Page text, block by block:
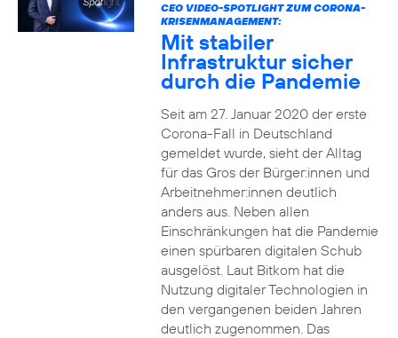
CEO VIDEO-SPOTLIGHT ZUM CORONA-
KRISENMANAGEMENT:
Mit stabiler
Infrastruktur sicher
durch die Pandemie
Seit am 27. Januar 2020 der erste
Corona-Fall in Deutschland
gemeldet wurde, sieht der Alltag
für das Gros der Bürger:innen und
Arbeitnehmer:innen deutlich
anders aus. Neben allen
Einschränkungen hat die Pandemie
einen spürbaren digitalen Schub
ausgelöst. Laut Bitkom hat die
Nutzung digitaler Technologien in
den vergangenen beiden Jahren
deutlich zugenommen. Das